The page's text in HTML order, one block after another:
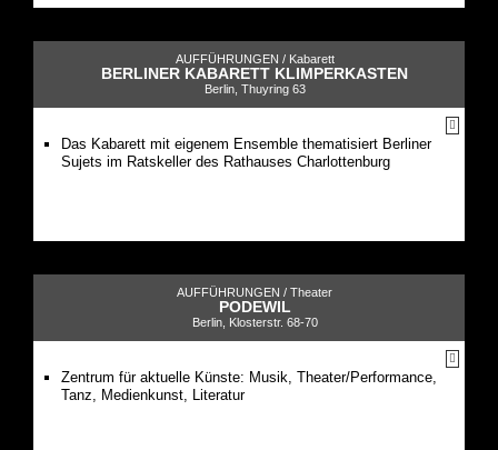
AUFFÜHRUNGEN / Kabarett
BERLINER KABARETT KLIMPERKASTEN
Berlin, Thuyring 63
Das Kabarett mit eigenem Ensemble thematisiert Berliner
Sujets im Ratskeller des Rathauses Charlottenburg
AUFFÜHRUNGEN / Theater
PODEWIL
Berlin, Klosterstr. 68-70
Zentrum für aktuelle Künste: Musik, Theater/Performance,
Tanz, Medienkunst, Literatur